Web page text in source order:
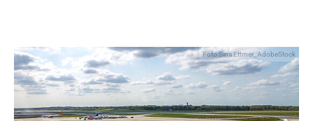
Foto:Sina Ettmer_AdobeStock